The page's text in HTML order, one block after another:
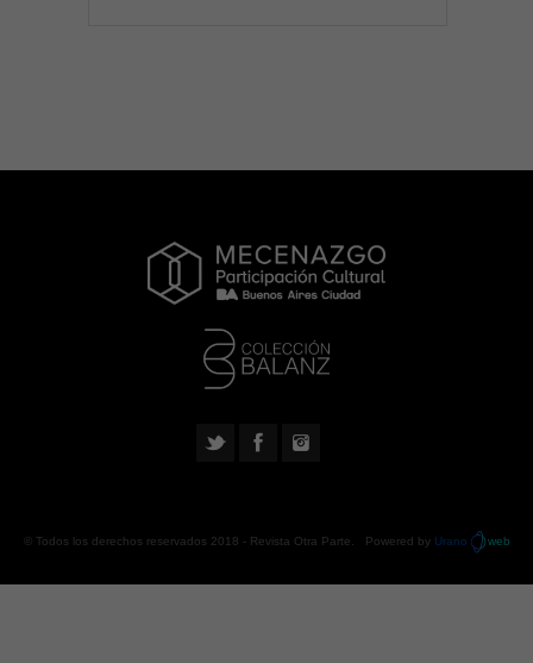
© Todos los derechos reservados 2018 - Revista Otra Parte. Powered by Urano web